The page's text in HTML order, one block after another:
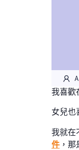
我喜歡
女兒也
我就在
件 ，